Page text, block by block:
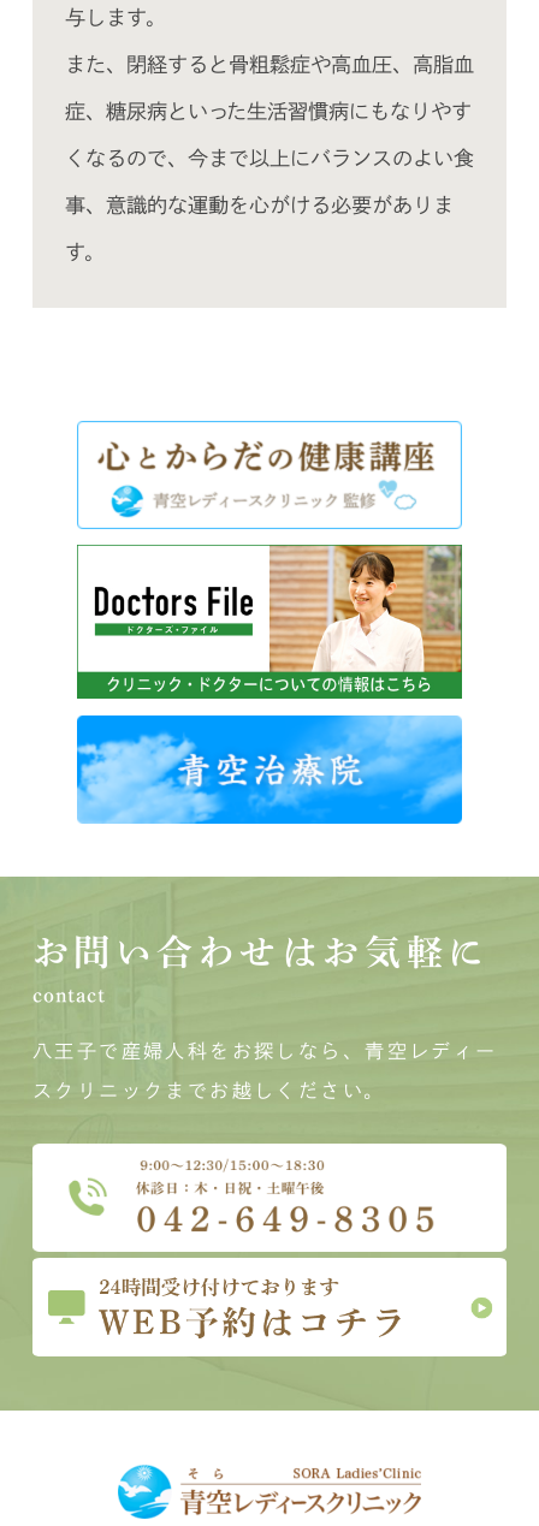
与します。
また、閉経すると骨粗鬆症や高血圧、高脂血
症、糖尿病といった生活習慣病にもなりやす
くなるので、今まで以上にバランスのよい食
事、意識的な運動を心がける必要がありま
す。
お問い合わせはお気軽に
contact
八王子で産婦人科をお探しなら、青空レディー
スクリニックまでお越しください。